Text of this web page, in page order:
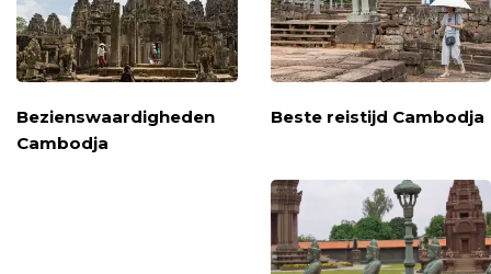
Bezienswaardigheden
Cambodja
Beste reistijd Cambodja